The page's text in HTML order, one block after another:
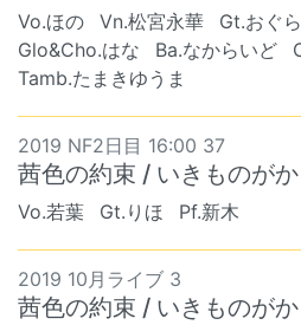
Vo.ほの Vn.松宮永華 Gt.おぐ
Glo&Cho.はな
Ba.なからいど
Tamb.たまきゆうま
2019 NF2日目 16:00 37
茜色の約束 / いきものがか
Vo.若葉 Gt.りほ Pf.新木
2019 10月ライブ 3
茜色の約束 / いきものがか